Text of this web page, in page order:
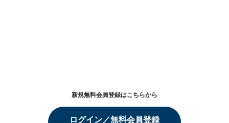
新規無料会員登録はこちらから
ログイン／無料会員登録